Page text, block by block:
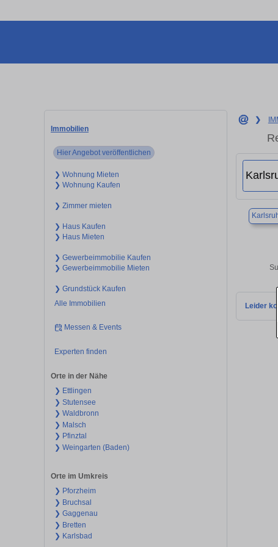
Immobilien
Hier Angebot veröffentlichen
❯ Wohnung Mieten
❯ Wohnung Kaufen
❯ Zimmer mieten
❯ Haus Kaufen
❯ Haus Mieten
❯ Gewerbeimmobilie Kaufen
❯ Gewerbeimmobilie Mieten
❯ Grundstück Kaufen
Alle Immobilien
Messen & Events
Experten finden
Orte in der Nähe
❯ Ettlingen
❯ Stutensee
❯ Waldbronn
❯ Malsch
❯ Pfinztal
❯ Weingarten (Baden)
Orte im Umkreis
❯ Pforzheim
❯ Bruchsal
❯ Gaggenau
❯ Bretten
❯ Karlsbad
❯
Leider